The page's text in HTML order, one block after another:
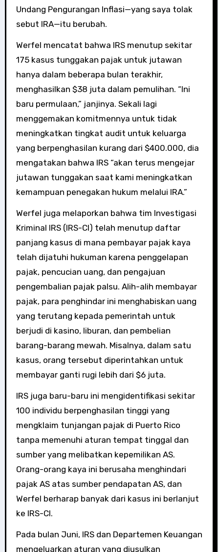
Undang Pengurangan Inflasi—yang saya tolak
sebut IRA—itu berubah.
Werfel mencatat bahwa IRS menutup sekitar
175 kasus tunggakan pajak untuk jutawan
hanya dalam beberapa bulan terakhir,
menghasilkan $38 juta dalam pemulihan. “Ini
baru permulaan,” janjinya. Sekali lagi
menggemakan komitmennya untuk tidak
meningkatkan tingkat audit untuk keluarga
yang berpenghasilan kurang dari $400.000, dia
mengatakan bahwa IRS “akan terus mengejar
jutawan tunggakan saat kami meningkatkan
kemampuan penegakan hukum melalui IRA.”
Werfel juga melaporkan bahwa tim Investigasi
Kriminal IRS (IRS-CI) telah menutup daftar
panjang kasus di mana pembayar pajak kaya
telah dijatuhi hukuman karena penggelapan
pajak, pencucian uang, dan pengajuan
pengembalian pajak palsu. Alih-alih membayar
pajak, para penghindar ini menghabiskan uang
yang terutang kepada pemerintah untuk
berjudi di kasino, liburan, dan pembelian
barang-barang mewah. Misalnya, dalam satu
kasus, orang tersebut diperintahkan untuk
membayar ganti rugi lebih dari $6 juta.
IRS juga baru-baru ini mengidentifikasi sekitar
100 individu berpenghasilan tinggi yang
mengklaim tunjangan pajak di Puerto Rico
tanpa memenuhi aturan tempat tinggal dan
sumber yang melibatkan kepemilikan AS.
Orang-orang kaya ini berusaha menghindari
pajak AS atas sumber pendapatan AS, dan
Werfel berharap banyak dari kasus ini berlanjut
ke IRS-CI.
Pada bulan Juni, IRS dan Departemen Keuangan
mengeluarkan aturan yang diusulkan